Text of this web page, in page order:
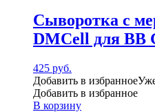
Сыворотка с
DMCell для BB
425 руб.
Добавить в избранное
Добавить в избранное
В корзину